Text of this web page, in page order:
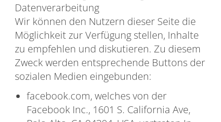
Datenverarbeitung
Wir können den Nutzern dieser Seite die
Möglichkeit zur Verfügung stellen, Inhalte
zu empfehlen und diskutieren. Zu diesem
Zweck werden entsprechende Buttons der
sozialen Medien eingebunden:
facebook.com, welches von der
Facebook Inc., 1601 S. California Ave,